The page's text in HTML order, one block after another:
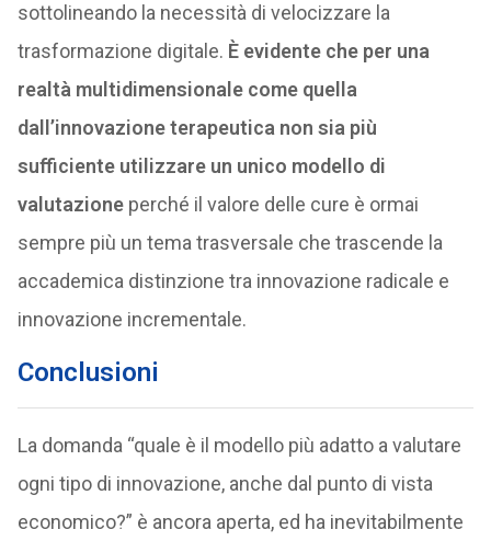
sottolineando la necessità di velocizzare la
trasformazione digitale. È evidente che per una
realtà multidimensionale come quella
dall’innovazione terapeutica non sia più
sufficiente utilizzare un unico modello di
valutazioneperché il valore delle cure è ormai
sempre più un tema trasversale che trascende la
accademica distinzione tra innovazione radicale e
innovazione incrementale.
Conclusioni
La domanda “quale è il modello più adatto a valutare
ogni tipo di innovazione, anche dal punto di vista
economico?” è ancora aperta, ed ha inevitabilmente